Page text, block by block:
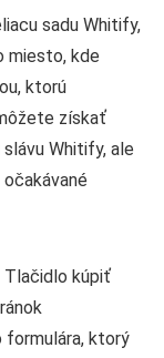
sadu Whitify,
miesto, kde
ktorú
získať
Whitify, ale
Tlačidlo kúpiť
formulára, ktorý